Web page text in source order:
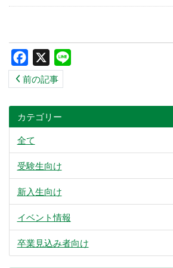
Facebook
前の記事
カテゴリー
全て
受験生向け
新入生向け
イベント情報
卒業見込み者向け